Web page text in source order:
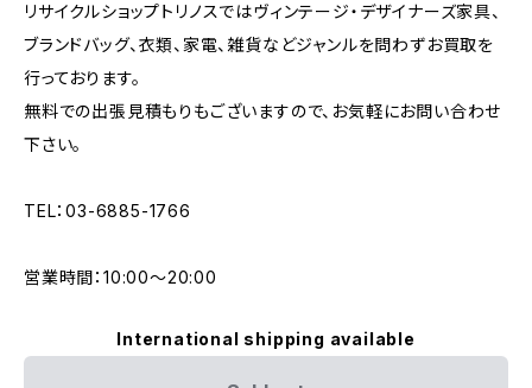
リサイクルショップトリノスではヴィンテージ・デザイナーズ家具、
ブランドバッグ、衣類、家電、雑貨などジャンルを問わずお買取を
行っております。
無料での出張見積もりもございますので、お気軽にお問い合わせ
下さい。
TEL：03-6885-1766
営業時間：10:00〜20:00
International shipping available